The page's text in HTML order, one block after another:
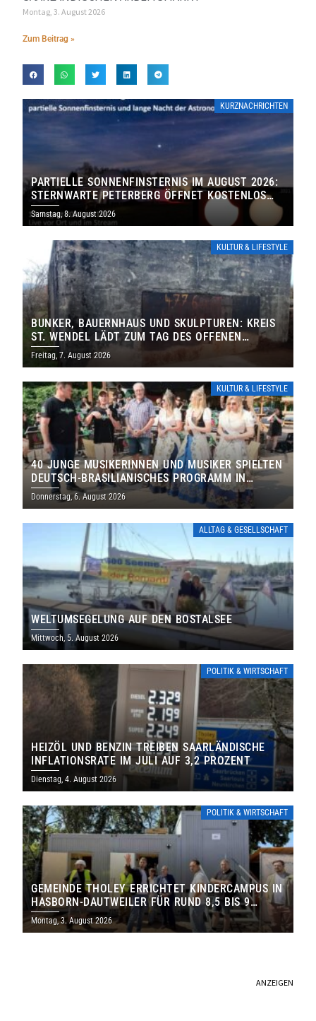
Montag, 3. August 2026
Zum Beitrag »
KURZNACHRICHTEN
PARTIELLE SONNENFINSTERNIS IM AUGUST 2026:
STERNWARTE PETERBERG ÖFFNET KOSTENLOS
IHRE TORE
Samstag, 8. August 2026
KULTUR & LIFESTYLE
BUNKER, BAUERNHAUS UND SKULPTUREN: KREIS
ST. WENDEL LÄDT ZUM TAG DES OFFENEN
DENKMALS EIN
Freitag, 7. August 2026
KULTUR & LIFESTYLE
40 JUNGE MUSIKERINNEN UND MUSIKER SPIELTEN
DEUTSCH-BRASILIANISCHES PROGRAMM IN
THOLEY
Donnerstag, 6. August 2026
ALLTAG & GESELLSCHAFT
WELTUMSEGELUNG AUF DEN BOSTALSEE
Mittwoch, 5. August 2026
POLITIK & WIRTSCHAFT
HEIZÖL UND BENZIN TREIBEN SAARLÄNDISCHE
INFLATIONSRATE IM JULI AUF 3,2 PROZENT
Dienstag, 4. August 2026
POLITIK & WIRTSCHAFT
GEMEINDE THOLEY ERRICHTET KINDERCAMPUS IN
HASBORN-DAUTWEILER FÜR RUND 8,5 BIS 9
MILLIONEN EURO
Montag, 3. August 2026
ANZEIGEN